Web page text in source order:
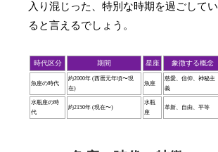
入り混じった、特別な時期を過ごしてい
ると言えるでしょう。
時代区分 期間 星座 象徴する概念
魚座の時代
約2000年 (西暦元年頃〜現
在)
魚座
慈愛、信仰、神秘主
義
水瓶座の時
代
約2150年 (現在〜)
水瓶
座
革新、自由、平等